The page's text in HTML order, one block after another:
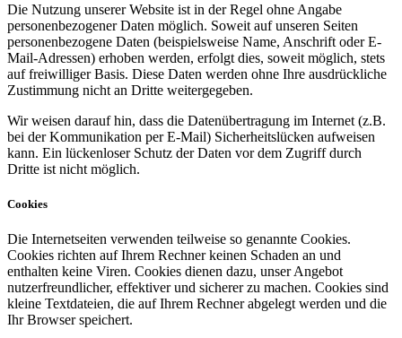
Die Nutzung unserer Website ist in der Regel ohne Angabe
personenbezogener Daten möglich. Soweit auf unseren Seiten
personenbezogene Daten (beispielsweise Name, Anschrift oder E-
Mail-Adressen) erhoben werden, erfolgt dies, soweit möglich, stets
auf freiwilliger Basis. Diese Daten werden ohne Ihre ausdrückliche
Zustimmung nicht an Dritte weitergegeben.
Wir weisen darauf hin, dass die Datenübertragung im Internet (z.B.
bei der Kommunikation per E-Mail) Sicherheitslücken aufweisen
kann. Ein lückenloser Schutz der Daten vor dem Zugriff durch
Dritte ist nicht möglich.
Cookies
Die Internetseiten verwenden teilweise so genannte Cookies.
Cookies richten auf Ihrem Rechner keinen Schaden an und
enthalten keine Viren. Cookies dienen dazu, unser Angebot
nutzerfreundlicher, effektiver und sicherer zu machen. Cookies sind
kleine Textdateien, die auf Ihrem Rechner abgelegt werden und die
Ihr Browser speichert.